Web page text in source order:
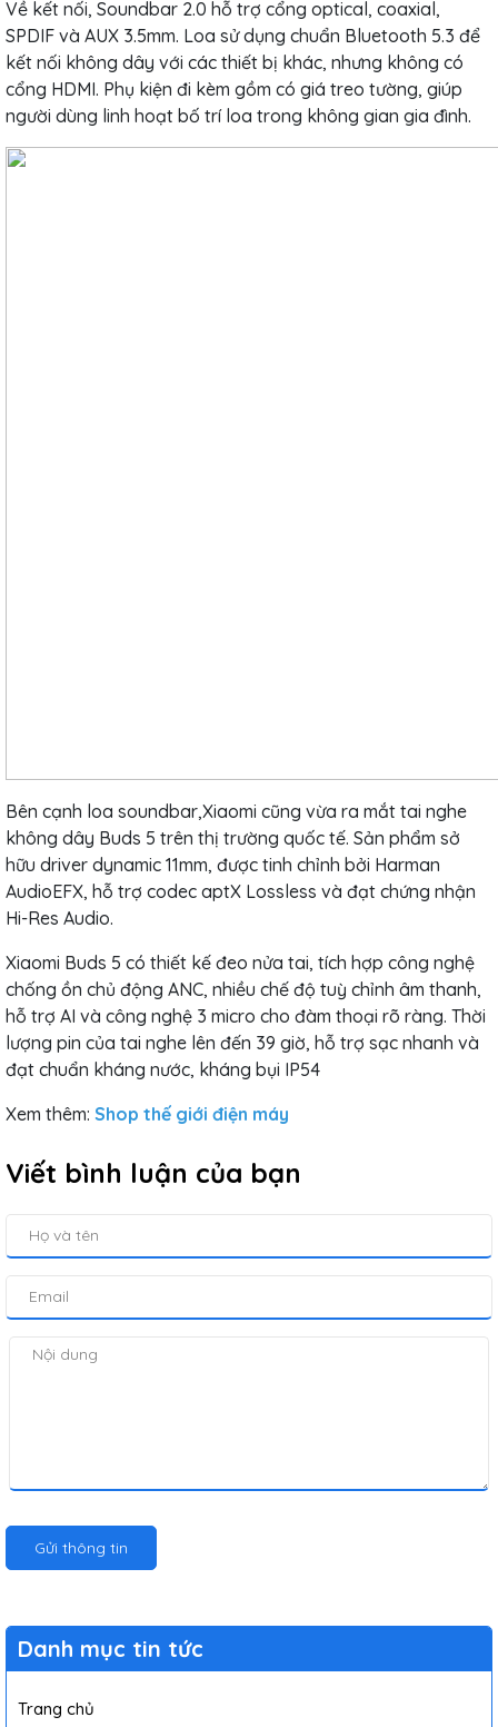
Về kết nối, Soundbar 2.0 hỗ trợ cổng optical, coaxial,
SPDIF và AUX 3.5mm. Loa sử dụng chuẩn Bluetooth 5.3 để
kết nối không dây với các thiết bị khác, nhưng không có
cổng HDMI. Phụ kiện đi kèm gồm có giá treo tường, giúp
người dùng linh hoạt bố trí loa trong không gian gia đình.
Bên cạnh loa soundbar,Xiaomi cũng vừa ra mắt tai nghe
không dây Buds 5 trên thị trường quốc tế. Sản phẩm sở
hữu driver dynamic 11mm, được tinh chỉnh bởi Harman
AudioEFX, hỗ trợ codec aptX Lossless và đạt chứng nhận
Hi-Res Audio.
Xiaomi Buds 5 có thiết kế đeo nửa tai, tích hợp công nghệ
chống ồn chủ động ANC, nhiều chế độ tuỳ chỉnh âm thanh,
hỗ trợ AI và công nghệ 3 micro cho đàm thoại rõ ràng. Thời
lượng pin của tai nghe lên đến 39 giờ, hỗ trợ sạc nhanh và
đạt chuẩn kháng nước, kháng bụi IP54
Xem thêm: Shop thế giới điện máy
Viết bình luận của bạn
Gửi thông tin
Danh mục tin tức
Trang chủ